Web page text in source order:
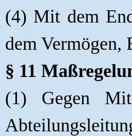
(4) Mit dem
dem Vermögen,
§ 11
(1) Gegen